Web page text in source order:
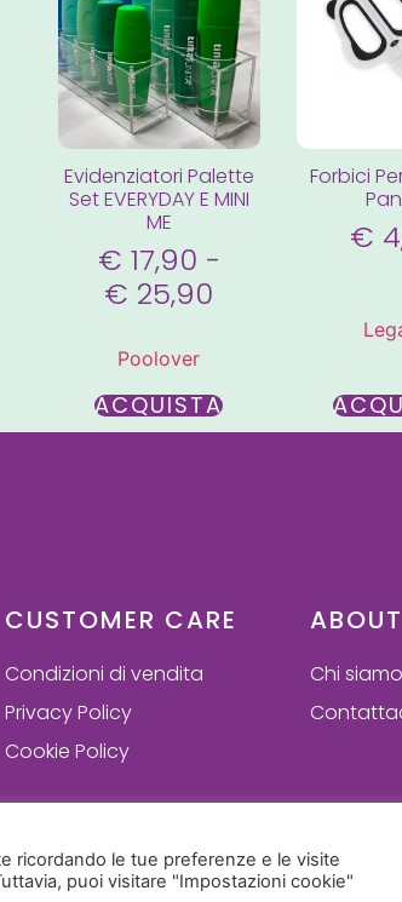
Evidenziatori Palette
Set EVERYDAY E MINI
ME
€ 17,90 -
€ 25,90
Poolover
ACQUISTA
Forbici
€
CUSTOMER CARE
Condizioni di vendita
Privacy Policy
Cookie Policy
Chi siamo
Mastercard Paypal Satispay
ricordando le tue preferenze e le visite
puoi visitare "Impostazioni cookie"